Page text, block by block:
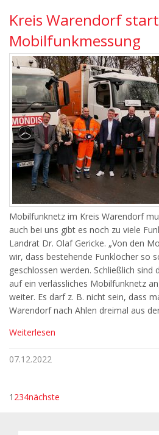
Kreis Warendorf
Mobilfunkmessung
Mobilfunknetz im Kreis Warendorf
auch bei uns gibt es noch zu viele
Landrat Dr. Olaf Gericke. „Von den
wir, dass bestehende Funklöcher so
geschlossen werden. Schließlich sind
auf ein verlässliches Mobilfunknetz
weiter. Es darf z. B. nicht sein, dass
Warendorf nach Ahlen dreimal aus
Weiterlesen
07.12.2022
1 234nächste